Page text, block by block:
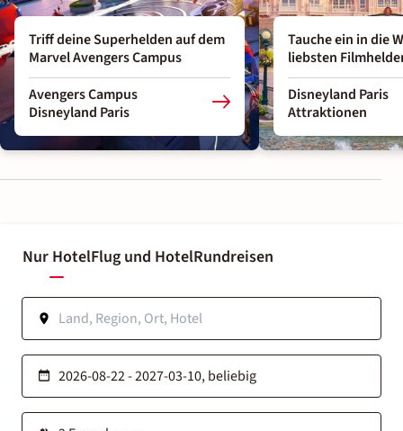
Triff deine Superhelden auf dem
Marvel Avengers Campus
Avengers Campus
Disneyland Paris
Tauche ein in die
liebsten
Disneyland Paris
Attraktionen
Nur HotelFlug und HotelRundreisen